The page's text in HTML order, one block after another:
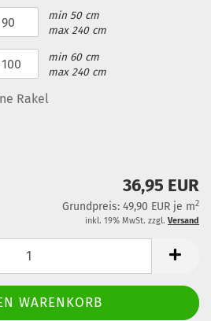
min 50 cm
max 240 cm
min 60 cm
max 240 cm
Rakel
36,95 EUR
Grundpreis: 49,90 EUR je m2
inkl. 19% MwSt. zzgl. Versand